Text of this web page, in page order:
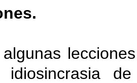
idiosincrasia